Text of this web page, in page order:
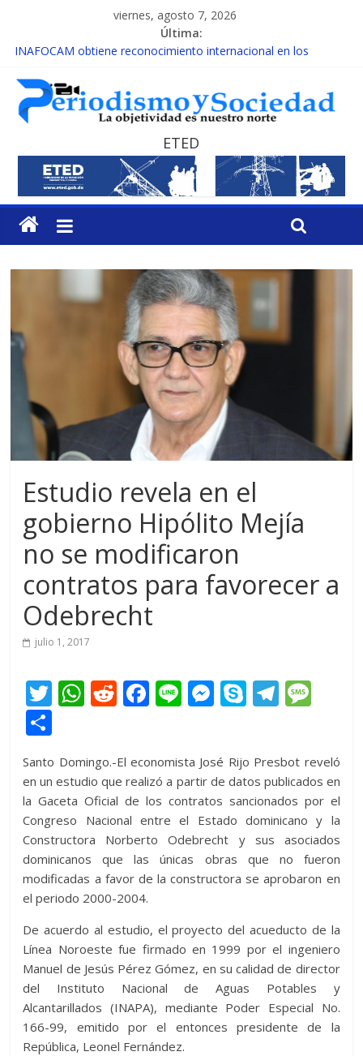
viernes, agosto 7, 2026
Última:
INAFOCAM obtiene reconocimiento internacional en los
15 de febrero de cada año es Día Nacional de la lucha contra el
cáncer infantil
EL ENFOQUE UNILATERAL DE LA COALICIÓN
MESCyT y Universidad Albizu apoyarán rehabilitación de
reclusos
MESCyT presenta calendario de Consulta Nacional por la
Educación
ETED
Estudio revela en el
gobierno Hipólito Mejía
no se modificaron
contratos para favorecer a
Odebrecht
julio 1, 2017
T
er
W
s
A
p
p
R
di
t
F
b
o
o
k
Li M
e
n
g
er
S
p
e
T
gr
a
m
a
g
e
m
p
ar
ti
r
Santo Domingo.-El economista José Rijo Presbot reveló
en un estudio que realizó a partir de datos publicados en
la Gaceta Oficial de los contratos sancionados por el
Congreso Nacional entre el Estado dominicano y la
Constructora Norberto Odebrecht y sus asociados
dominicanos que las únicas obras que no fueron
modificadas a favor de la constructora se aprobaron en
el periodo 2000-2004.
De acuerdo al estudio, el proyecto del acueducto de la
Línea Noroeste fue firmado en 1999 por el ingeniero
Manuel de Jesús Pérez Gómez, en su calidad de director
del Instituto Nacional de Aguas Potables y
Alcantarillados (INAPA), mediante Poder Especial No.
166-99, emitido por el entonces presidente de la
República, Leonel Fernández.